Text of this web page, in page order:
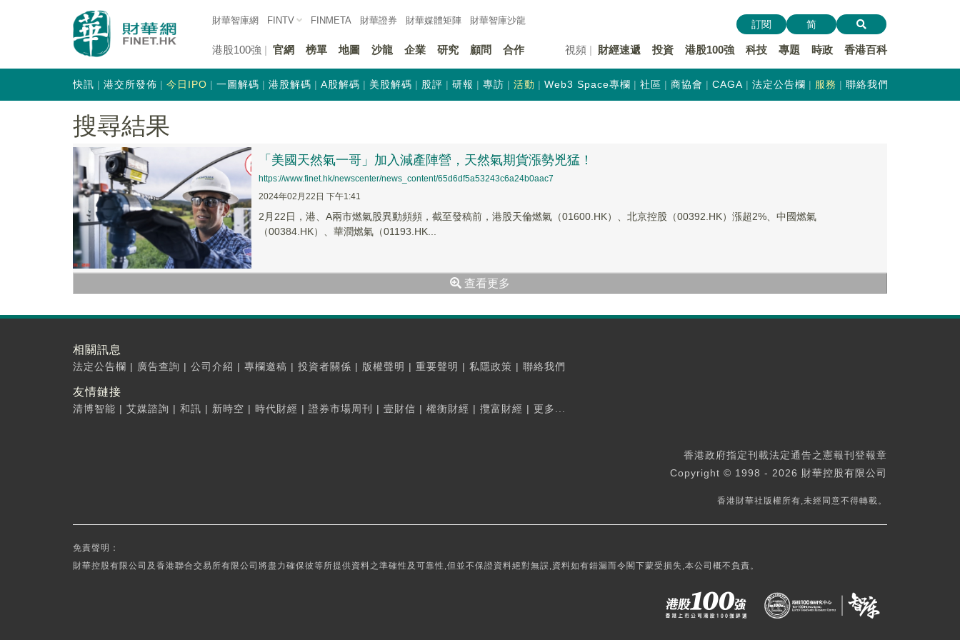
財華智庫網 FINTV FINMETA 財華證券 財華媒體矩陣 財華智庫沙龍
港股100強 官網 榜單 地圖 沙龍 企業 研究 顧問 合作 視頻 財經速遞 投資 港股100強 科技 專題 時政 香港百科
訂閱 简
快訊 港交所發佈 今日IPO 一圖解碼 港股解碼 A股解碼 美股解碼 股評 研報 專訪 活動 Web3 Space專欄 社區 商協會 CAGA 法定公告欄 服務 聯絡我們
搜尋結果
「美國天然氣一哥」加入減產陣營，天然氣期貨漲勢兇猛！
https://www.finet.hk/newscenter/news_content/65d6df5a53243c6a24b0aac7
2024年02月22日 下午1:41
2月22日，港、A兩市燃氣股異動頻頻，截至發稿前，港股天倫燃氣（01600.HK）、北京控股（00392.HK）漲超2%、中國燃氣
（00384.HK）、華潤燃氣（01193.HK...
查看更多
相關訊息
法定公告欄 | 廣告查詢 | 公司介紹 | 專欄邀稿 | 投資者關係 | 版權聲明 | 重要聲明 | 私隱政策 | 聯絡我們
友情鏈接
清博智能 | 艾媒諮詢 | 和訊 | 新時空 | 時代財經 | 證券市場周刊 | 壹財信 | 權衡財經 | 攬富財經 | 更多...
香港政府指定刊載法定通告之憲報刊登報章
Copyright © 1998 - 2026 財華控股有限公司
香港財華社版權所有,未經同意不得轉載。
免責聲明：
財華控股有限公司及香港聯合交易所有限公司將盡力確保彼等所提供資料之準確性及可靠性,但並不保證資料絕對無誤,資料如有錯漏而令閣下蒙受損失,本公司概不負責。